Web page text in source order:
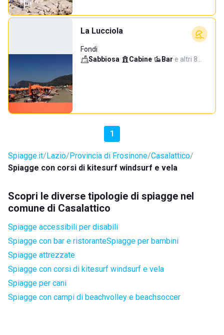
La Lucciola
Fondi
Sabbiosa· Cabine· Bar·e altri 8…
1
Spiagge.it Lazio Provincia di Frosinone Casalattico
Spiagge con corsi di kitesurf windsurf e vela
Scopri le diverse tipologie di spiagge nel
comune di Casalattico
Spiagge accessibili per disabili
Spiagge con bar e ristoranteSpiagge per bambini
Spiagge attrezzate
Spiagge con corsi di kitesurf windsurf e vela
Spiagge per cani
Spiagge con campi di beachvolley e beachsoccer